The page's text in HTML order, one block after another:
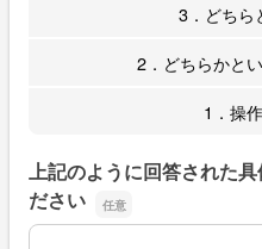
3．どちら
2．どちらかと
1．操
上記のように回答された
ださい
上記のように回答された